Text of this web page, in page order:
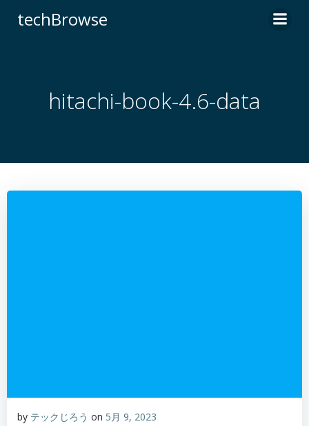
へ
ス
techBrowse
hitachi-book-4.6-data
by テックじろう on 5月 9, 2023